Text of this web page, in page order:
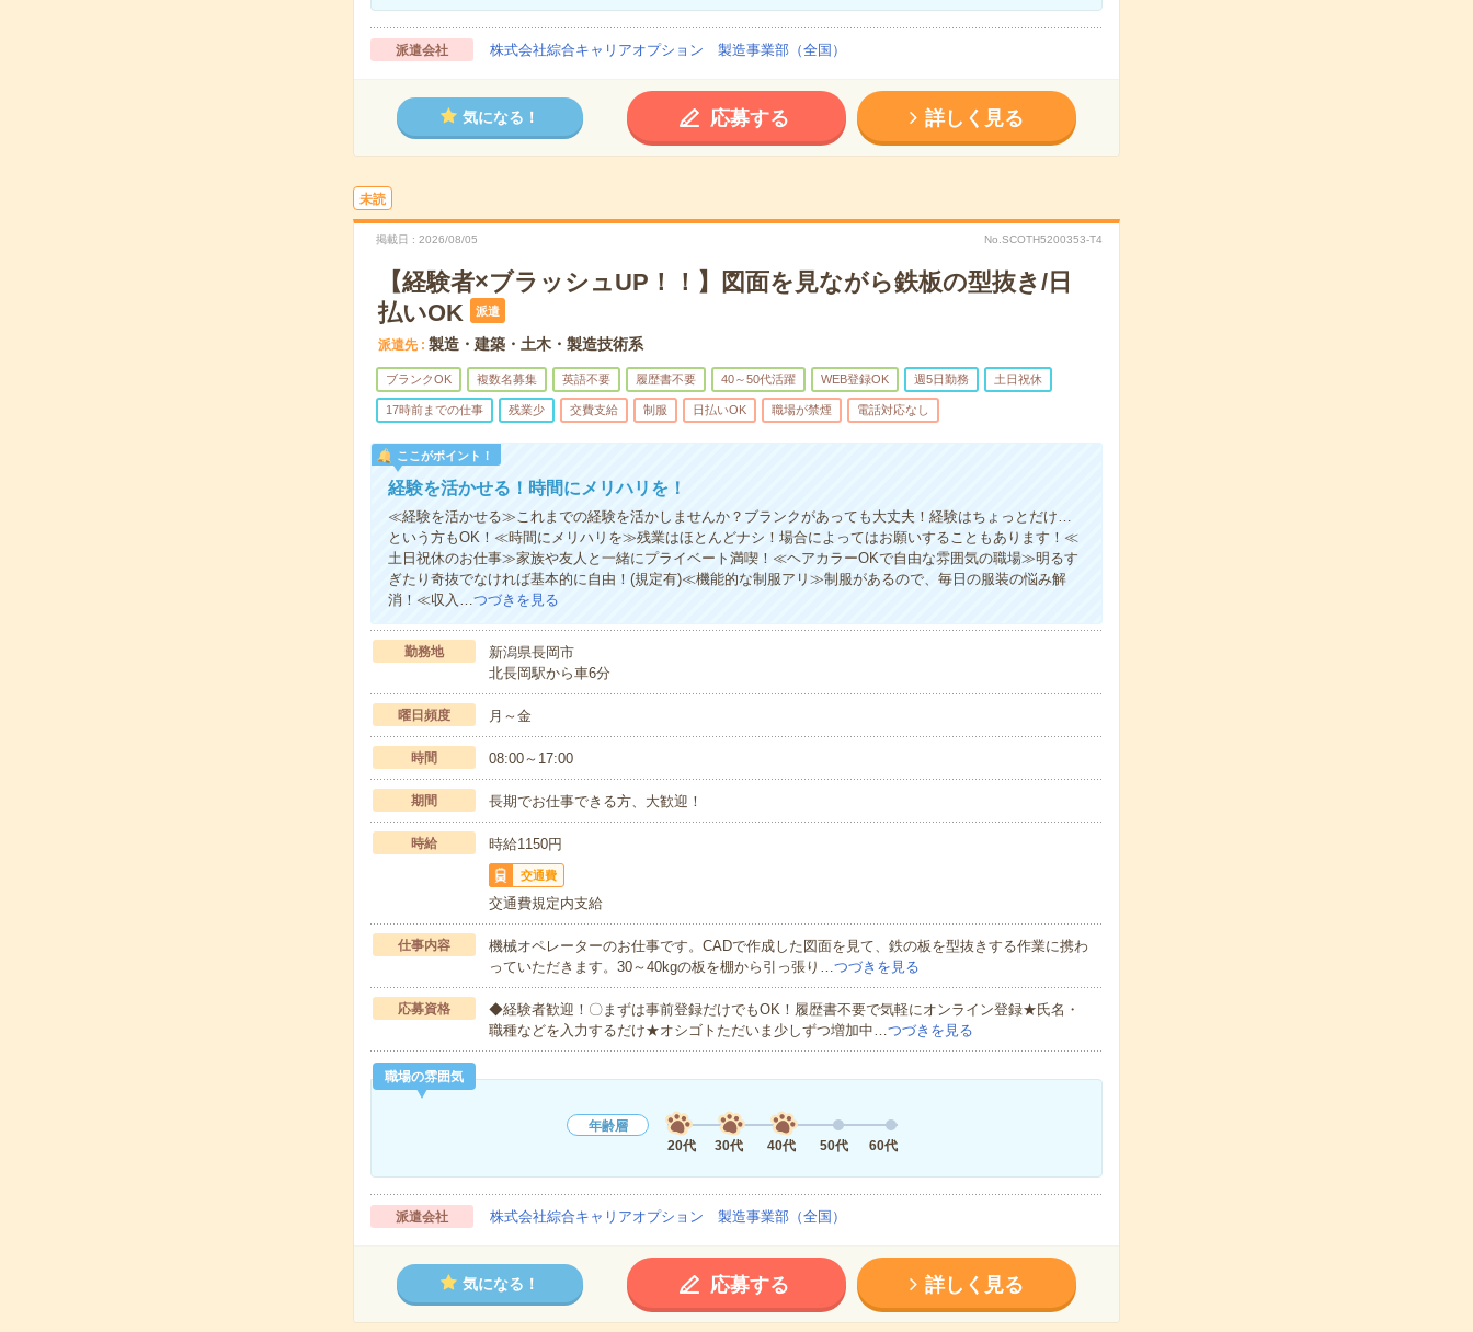
派遣会社 株式会社綜合キャリアオプション 製造事業部（全国）
気になる！ 応募する 詳しく見る
未読
掲載日 2026/08/05 No.SCOTH5200353-T4
【経験者×ブラッシュUP！！】図面を見ながら鉄板の型抜き/日
払いOK
派遣
派遣先 製造・建築・土木・製造技術系
ブランクOK 複数名募集 英語不要 履歴書不要 40～50代活躍 WEB登録OK 週5日勤務 土日祝休
17時前までの仕事 残業少 交費支給 制服 日払いOK 職場が禁煙 電話対応なし
ここがポイント！
経験を活かせる！時間にメリハリを！
≪経験を活かせる≫これまでの経験を活かしませんか？ブランクがあっても大丈夫！経験はちょっとだけ…
という方もOK！≪時間にメリハリを≫残業はほとんどナシ！場合によってはお願いすることもあります！≪
土日祝休のお仕事≫家族や友人と一緒にプライベート満喫！≪ヘアカラーOKで自由な雰囲気の職場≫明るす
ぎたり奇抜でなければ基本的に自由！(規定有)≪機能的な制服アリ≫制服があるので、毎日の服装の悩み解
消！≪収入…つづきを見る
勤務地
新潟県長岡市
北長岡駅から車6分
曜日頻度 月～金
時間 08:00～17:00
期間 長期でお仕事できる方、大歓迎！
時給 時給1150円
交通費
交通費規定内支給
仕事内容
機械オペレーターのお仕事です。CADで作成した図面を見て、鉄の板を型抜きする作業に携わ
っていただきます。30～40kgの板を棚から引っ張り…つづきを見る
応募資格
◆経験者歓迎！〇まずは事前登録だけでもOK！履歴書不要で気軽にオンライン登録★氏名・
職種などを入力するだけ★オシゴトただいま少しずつ増加中…つづきを見る
職場の雰囲気
年齢層
20代
30代 40代 50代 60代
派遣会社 株式会社綜合キャリアオプション 製造事業部（全国）
気になる！ 応募する 詳しく見る